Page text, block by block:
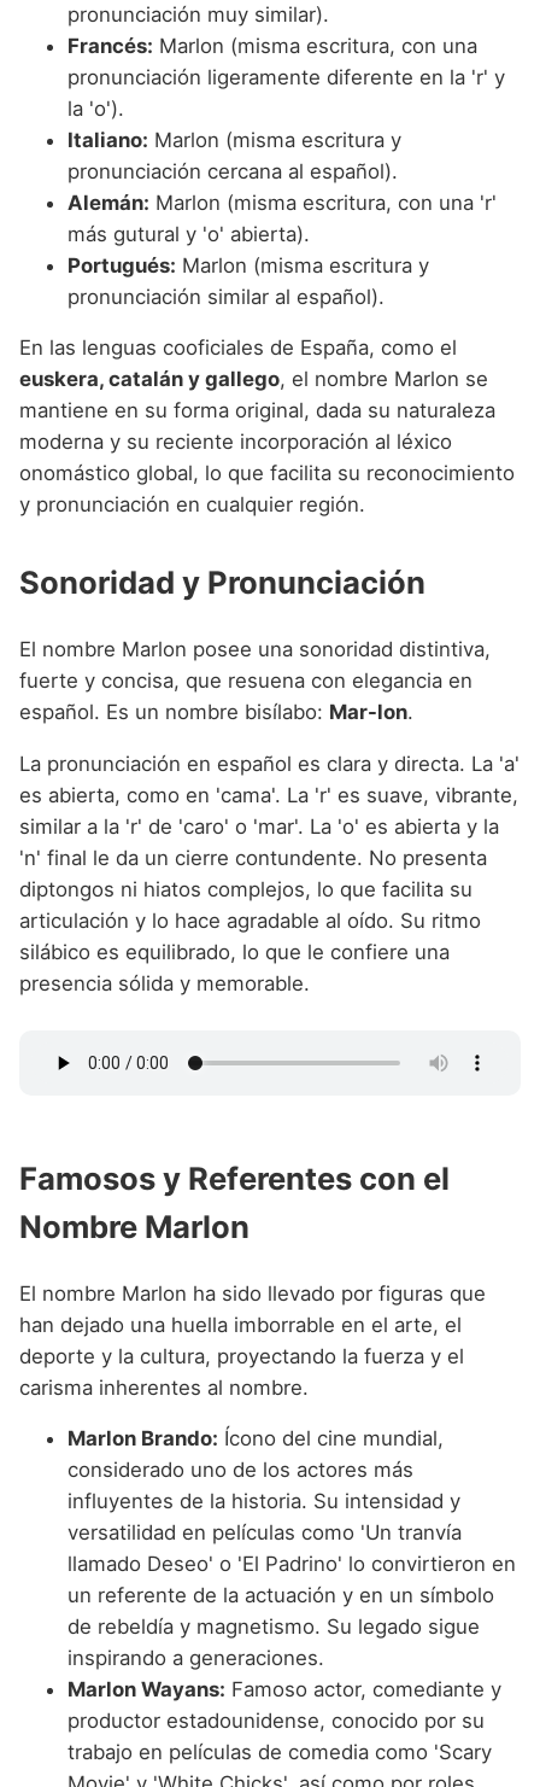
pronunciación muy similar).
Francés: Marlon (misma escritura, con una
pronunciación ligeramente diferente en la 'r' y
la 'o').
Italiano: Marlon (misma escritura y
pronunciación cercana al español).
Alemán: Marlon (misma escritura, con una 'r'
más gutural y 'o' abierta).
Portugués: Marlon (misma escritura y
pronunciación similar al español).
En las lenguas cooficiales de España, como el
euskera, catalán y gallego, el nombre Marlon se
mantiene en su forma original, dada su naturaleza
moderna y su reciente incorporación al léxico
onomástico global, lo que facilita su reconocimiento
y pronunciación en cualquier región.
Sonoridad y Pronunciación
El nombre Marlon posee una sonoridad distintiva,
fuerte y concisa, que resuena con elegancia en
español. Es un nombre bisílabo: Mar-lon.
La pronunciación en español es clara y directa. La 'a'
es abierta, como en 'cama'. La 'r' es suave, vibrante,
similar a la 'r' de 'caro' o 'mar'. La 'o' es abierta y la
'n' final le da un cierre contundente. No presenta
diptongos ni hiatos complejos, lo que facilita su
articulación y lo hace agradable al oído. Su ritmo
silábico es equilibrado, lo que le confiere una
presencia sólida y memorable.
Famosos y Referentes con el
Nombre Marlon
El nombre Marlon ha sido llevado por figuras que
han dejado una huella imborrable en el arte, el
deporte y la cultura, proyectando la fuerza y el
carisma inherentes al nombre.
Marlon Brando: Ícono del cine mundial,
considerado uno de los actores más
influyentes de la historia. Su intensidad y
versatilidad en películas como 'Un tranvía
llamado Deseo' o 'El Padrino' lo convirtieron en
un referente de la actuación y en un símbolo
de rebeldía y magnetismo. Su legado sigue
inspirando a generaciones.
Marlon Wayans: Famoso actor, comediante y
productor estadounidense, conocido por su
trabajo en películas de comedia como 'Scary